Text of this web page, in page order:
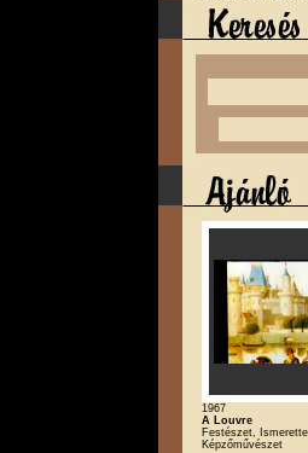
1967
A Louvre
Festészet,
Képzőművészet